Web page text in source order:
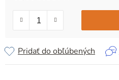
Pridať do obľúbených